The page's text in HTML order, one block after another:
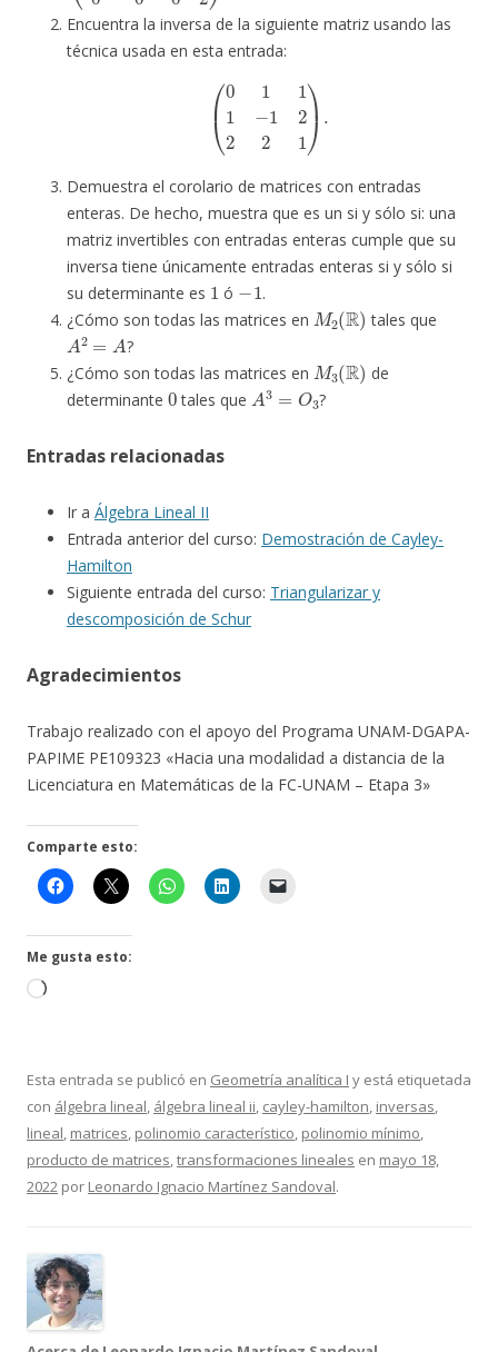
Encuentra la inversa de la siguiente matriz usando las
técnica usada en esta entrada:
011 − 221
Demuestra el corolario de matrices con entradas
enteras. De hecho, muestra que es un si y sólo si: una
matriz invertibles con entradas enteras cumple que su
inversa tiene únicamente entradas enteras si y sólo si
su determinante es
1
ó
− 1
.
¿Cómo son todas las matrices en
M2 (R)
tales que
A2=A
?
¿Cómo son todas las matrices en
M3 (R)
de
determinante
0
tales que
A3= O3
?
Entradas relacionadas
Ir a Álgebra Lineal II
Entrada anterior del curso: Demostración de Cayley-
Hamilton
Siguiente entrada del curso: Triangularizar y
descomposición de Schur
Agradecimientos
Trabajo realizado con el apoyo del Programa UNAM-DGAPA-
PAPIME PE109323 «Hacia una modalidad a distancia de la
Licenciatura en Matemáticas de la FC-UNAM – Etapa 3»
Comparte esto:
Me gusta esto:
Cargando...
Esta entrada se publicó en Geometría analítica I y está etiquetada
con álgebra lineal, álgebra lineal ii, cayley-hamilton, inversas,
lineal, matrices, polinomio característico, polinomio mínimo,
producto de matrices,transformaciones lineales en mayo 18,
2022 por Leonardo Ignacio Martínez Sandoval.